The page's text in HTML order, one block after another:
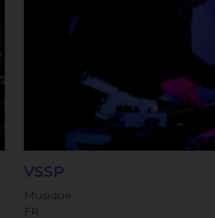
VSSP
Musique
FR